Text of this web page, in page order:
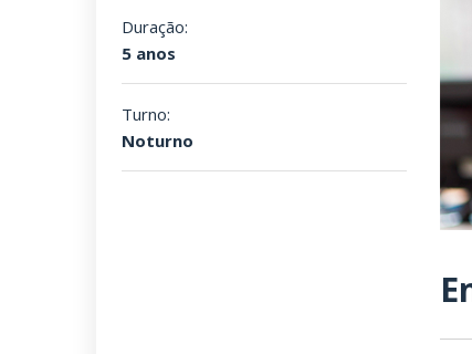
Duração:
5 anos
Turno:
Noturno